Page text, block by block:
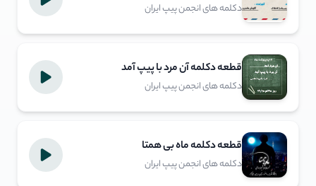
دکلمه های انجمن پیپ ایران
قطعه دکلمه آن مرد با پیپ آمد
دکلمه های انجمن پیپ ایران
قطعه دکلمه ماه بی همتا
دکلمه های انجمن پیپ ایران